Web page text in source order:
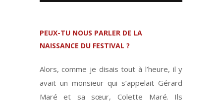
PEUX-TU NOUS PARLER DE LA
NAISSANCE DU FESTIVAL ?
Alors, comme je disais tout à l’heure, il y
avait un monsieur qui s’appelait Gérard
Maré et sa sœur, Colette Maré. Ils